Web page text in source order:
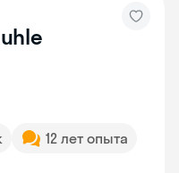
12 лет опыта